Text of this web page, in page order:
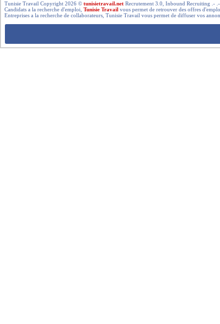
Tunisie Travail Copyright 2026 ©tunisietravail.net Recrutement 3.0, Inbound Recruiting .-
Candidats a la recherche d'emploi,Tunisie Travail vous permet de retrouver des offres
Entreprises a la recherche de collaborateurs, Tunisie Travail vous permet de diffuser vos